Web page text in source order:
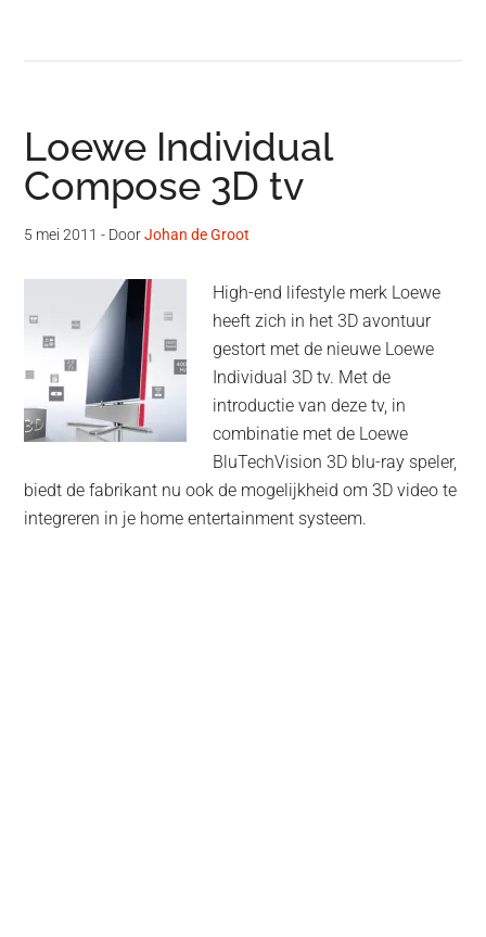
Loewe Individual
Compose 3D tv
5 mei 2011 - DoorJohan de Groot
High-end lifestyle merk Loewe
heeft zich in het 3D avontuur
gestort met de nieuwe Loewe
Individual 3D tv. Met de
introductie van deze tv, in
combinatie met de Loewe
BluTechVision 3D blu-ray speler,
biedt de fabrikant nu ook de mogelijkheid om 3D video te
integreren in je home entertainment systeem.